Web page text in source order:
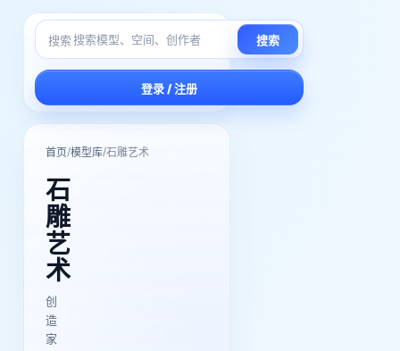
搜索 搜索
登录 / 注册
首页/模型库/石雕艺术
石
雕
艺
术
创
造
家